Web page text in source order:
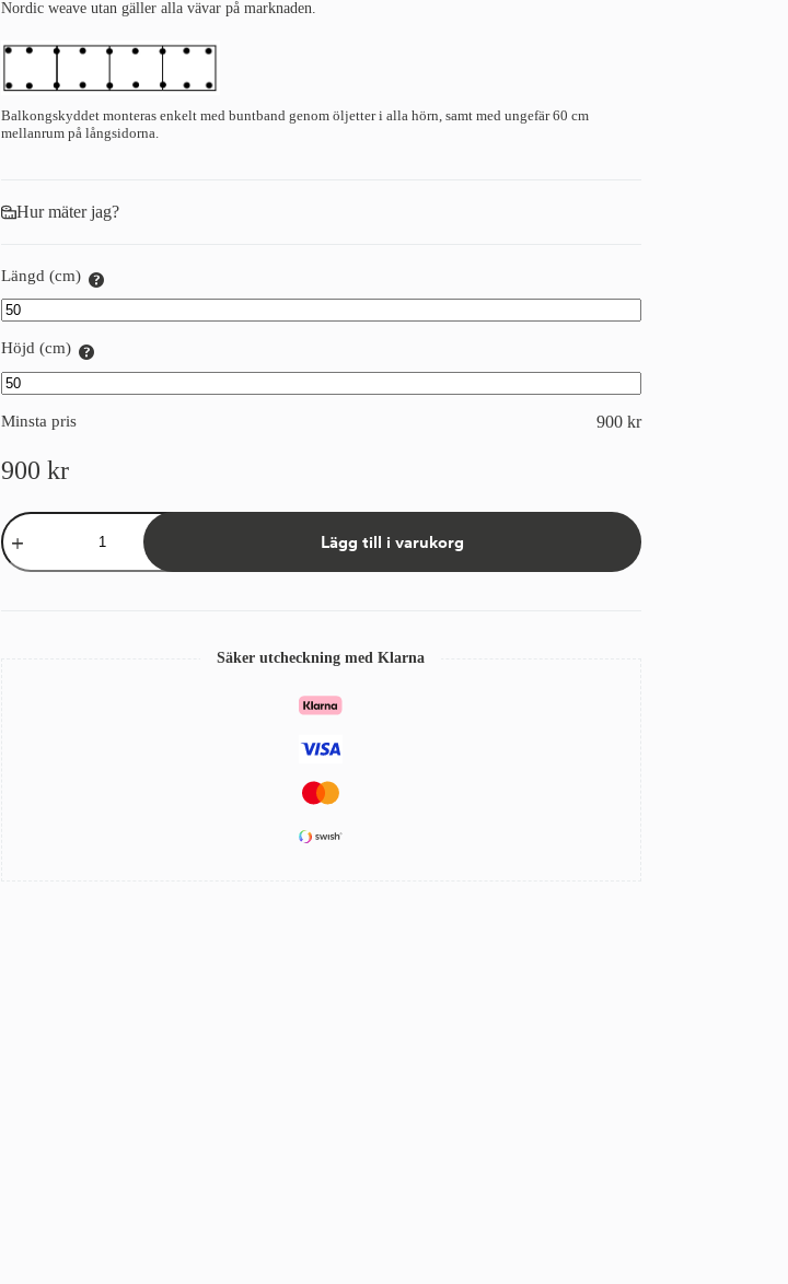
Nordic weave utan gäller alla vävar på marknaden.
Balkongskyddet monteras enkelt med buntband genom öljetter i alla hörn, samt med ungefär 60 cm
mellanrum på långsidorna.
Hur mäter jag?
Längd (cm)
Höjd (cm)
Minsta pris 900 kr
900 kr
Balkongskydd
Sandatex
15/93
Äggskal
Lägg till i varukorg
Säker utcheckning med Klarna